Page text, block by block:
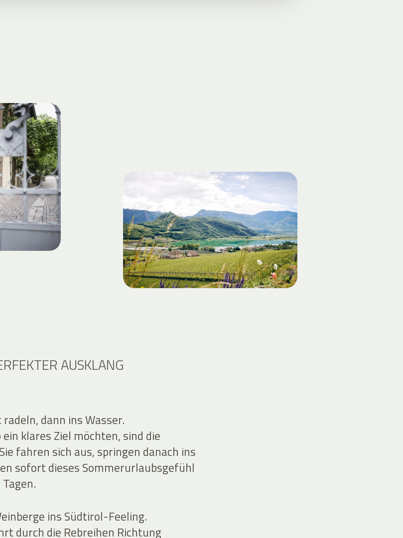
AUSKLANG
dann ins Wasser.
klares Ziel möchten, sind die
fahren sich aus, springen danach ins
sofort dieses Sommerurlaubsgefühl
ins Südtirol-Feeling.
durch die Rebreihen Richtung